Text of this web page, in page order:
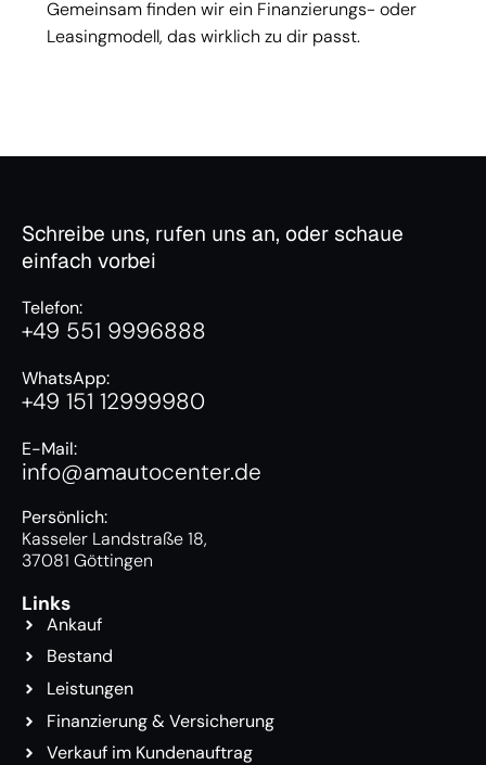
Gemeinsam finden wir ein Finanzierungs- oder
Leasingmodell, das wirklich zu dir passt.
Schreibe uns, rufen uns an, oder schaue
einfach vorbei
Telefon:
+49 551 9996888
WhatsApp:
+49 151 12999980
E-Mail:
info@amautocenter.de
Persönlich:
Kasseler Landstraße 18,
37081 Göttingen
Links
Ankauf
Bestand
Leistungen
Finanzierung & Versicherung
Verkauf im Kundenauftrag